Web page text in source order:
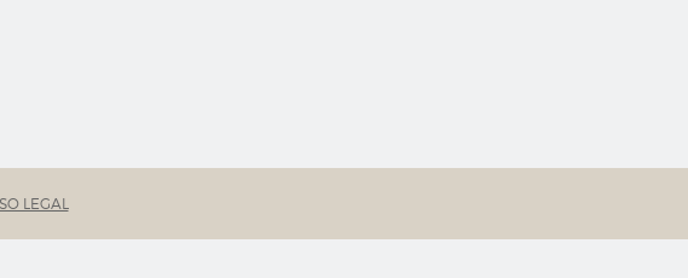
LEGAL